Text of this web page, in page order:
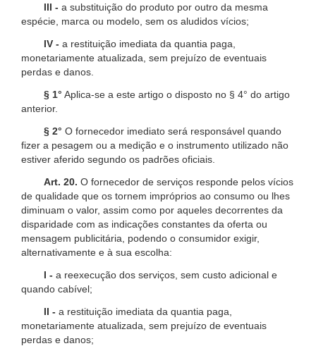
III - a substituição do produto por outro da mesma
espécie, marca ou modelo, sem os aludidos vícios;
IV - a restituição imediata da quantia paga,
monetariamente atualizada, sem prejuízo de eventuais
perdas e danos.
§ 1° Aplica-se a este artigo o disposto no § 4° do artigo
anterior.
§ 2° O fornecedor imediato será responsável quando
fizer a pesagem ou a medição e o instrumento utilizado não
estiver aferido segundo os padrões oficiais.
Art. 20. O fornecedor de serviços responde pelos vícios
de qualidade que os tornem impróprios ao consumo ou lhes
diminuam o valor, assim como por aqueles decorrentes da
disparidade com as indicações constantes da oferta ou
mensagem publicitária, podendo o consumidor exigir,
alternativamente e à sua escolha:
I - a reexecução dos serviços, sem custo adicional e
quando cabível;
II - a restituição imediata da quantia paga,
monetariamente atualizada, sem prejuízo de eventuais
perdas e danos;